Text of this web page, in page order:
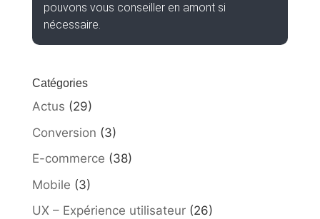
pouvons vous conseiller en amont si
nécessaire.
Catégories
Actus (29)
Conversion (3)
E-commerce (38)
Mobile (3)
UX – Expérience utilisateur(26)